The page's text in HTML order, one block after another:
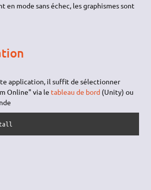
en mode sans échec, les graphismes sont
application, il suffit de sélectionner
Online" via le tableau de bord (Unity) ou